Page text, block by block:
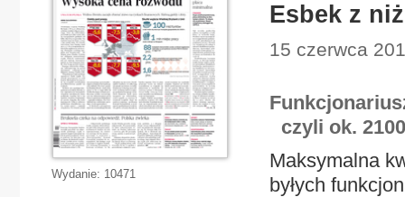
Esbek z
15 czerwca
czyli ok. 2100
Maksymalna
byłych
Wydanie: 10471